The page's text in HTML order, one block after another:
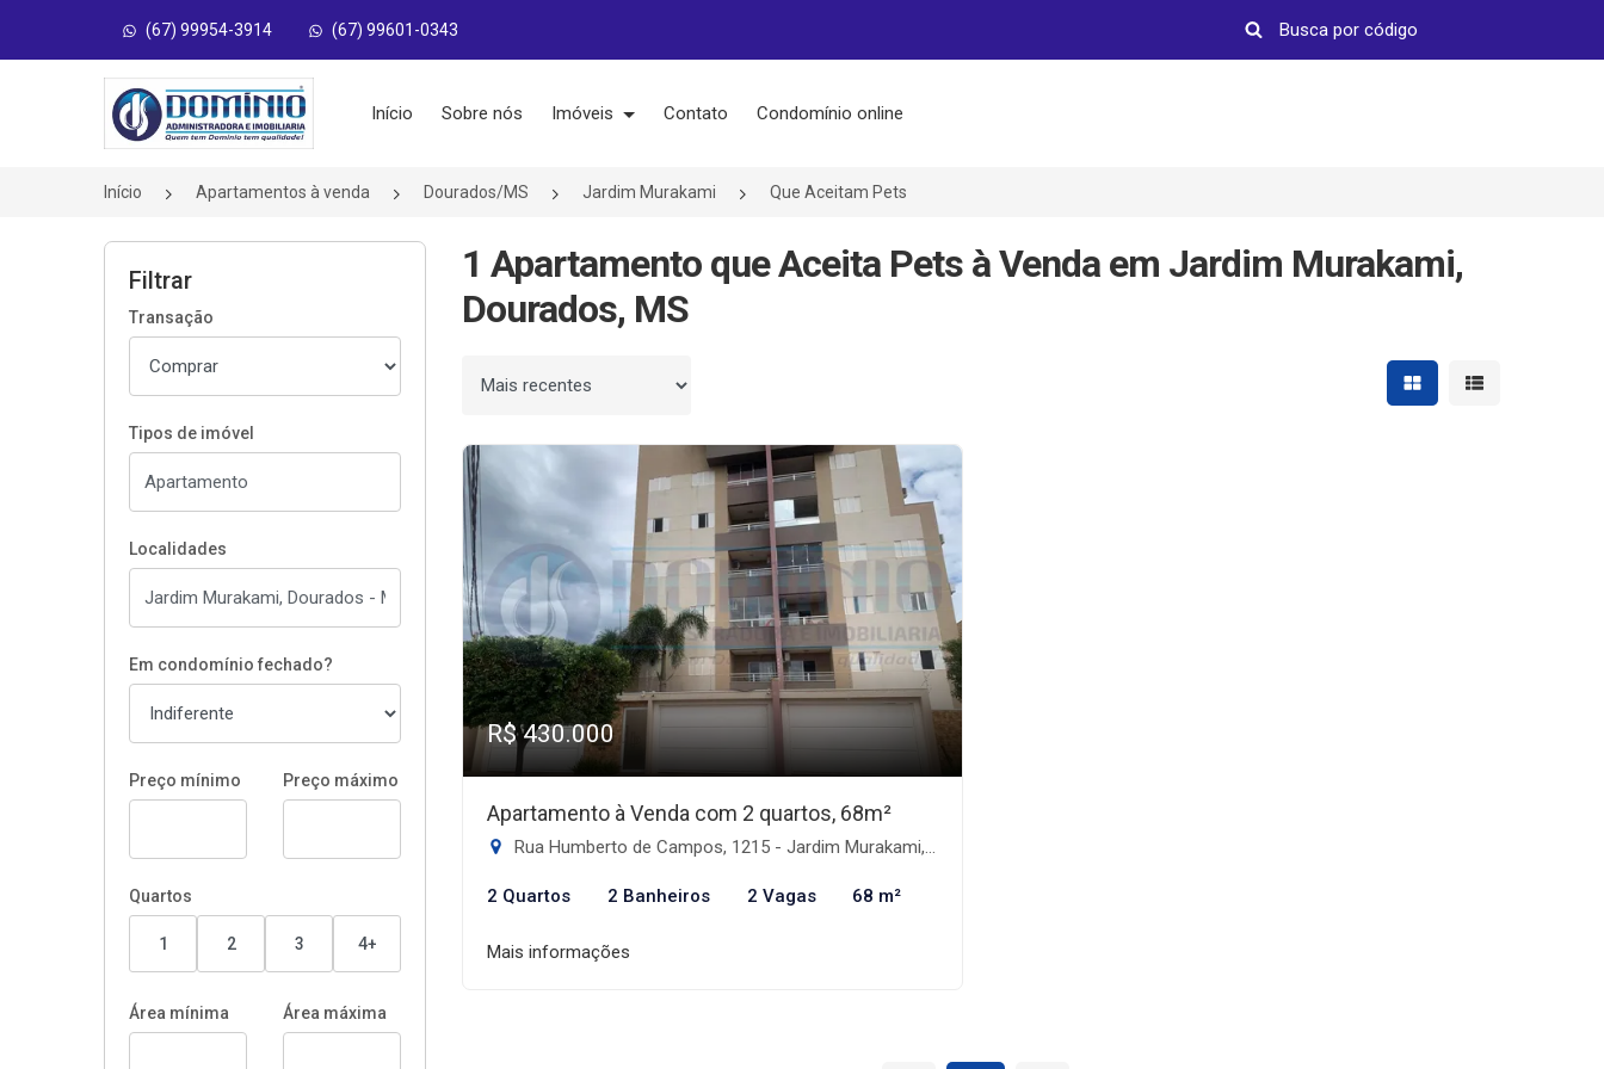
(67) 99954-3914 (67) 99601-0343
Página inicial
Início Sobre nós Imóveis Contato Condomínio online
Início Apartamentos à venda Dourados/MS Jardim Murakami Que Aceitam Pets
Filtrar
Transação
Tipos de imóvel
Localidades
Em condomínio fechado?
Preço mínimo Preço máximo
Quartos
1 2 3 4+
Área mínima Área máxima
1 Apartamento que Aceita Pets à Venda em Jardim Murakami,
Dourados, MS
Ordenar por Mostrar resultados em
Mostrar
R$ 430.000
Apartamento à Venda com 2 quartos, 68m²
Rua Humberto de Campos, 1215 - Jardim Murakami, Dourados-MS
2 Quartos 2 Banheiros 2 Vagas 68 m²
Mais informações